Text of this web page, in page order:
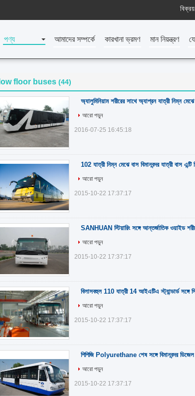
পণ্য আমাদের সম্পর্কে কারখানা ভ্রমণ মান নিয়ন্ত্রণ
low floor buses (44)
অ্যালুমিনিয়াম শরীরের সাথে অ্যাপ্রন যাত্রী নিম্ন মেঝে
আরো পড়ুন
2016-07-25 16:45:18
102 যাত্রী নিম্ন মেঝে বাস বিমানবন্দর যাত্রী বাস এন্টি
আরো পড়ুন
2015-10-22 17:37:17
SANHUAN স্টিয়ারিং সঙ্গে আন্তর্জাতিক ওয়াইড
আরো পড়ুন
2015-10-22 17:37:17
বিলাসবহুল 110 যাত্রী 14 আইএটিএ স্ট্যান্ডার্ড সঙ্গে
আরো পড়ুন
2015-10-22 17:37:17
পিপিজি Polyurethane শেষ সঙ্গে বিমানবন্দর ডিজেল
আরো পড়ুন
2015-10-22 17:37:17